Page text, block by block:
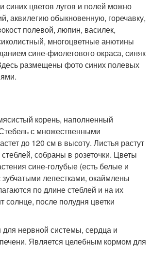
синих цветов лугов и полей можно
аквилегию обыкновенную, горечавку,
полевой, люпин, василек,
многоцветные анютины
сине-фиолетового окраса, синяк
размещены фото синих полевых
корень, наполненный
с множественными
до 120 см в высоту. Листья растут
собраны в розеточки. Цветы
сине-голубые (есть белые и
лепестками, окаймлены
по длине стеблей и на их
солнце, после полудня цветки
нервной системы, сердца и
Является целебным кормом для